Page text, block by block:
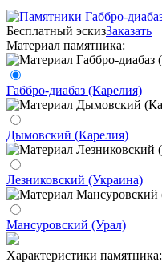
Бесплатный эскизЗаказать
Материал памятника:
Габбро-диабаз (Карелия)
Дымовский (Карелия)
Лезниковский (Украина)
Мансуровский (Урал)
Характеристики памятника: